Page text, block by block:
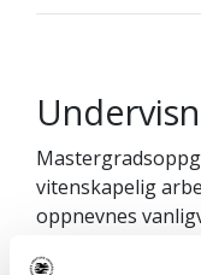
vitenskapelig
oppnevnes